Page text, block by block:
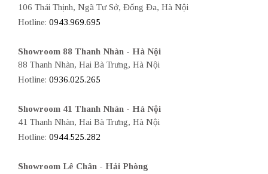
106 Thái Thịnh, Ngã Tư Sở, Đống Đa, Hà Nội
Hotline: 0943.969.695
Showroom 88 Thanh Nhàn - Hà Nội
88 Thanh Nhàn, Hai Bà Trưng, Hà Nội
Hotline: 0936.025.265
Showroom 41 Thanh Nhàn - Hà Nội
41 Thanh Nhàn, Hai Bà Trưng, Hà Nội
Hotline: 0944.525.282
Showroom Lê Chân - Hải Phòng